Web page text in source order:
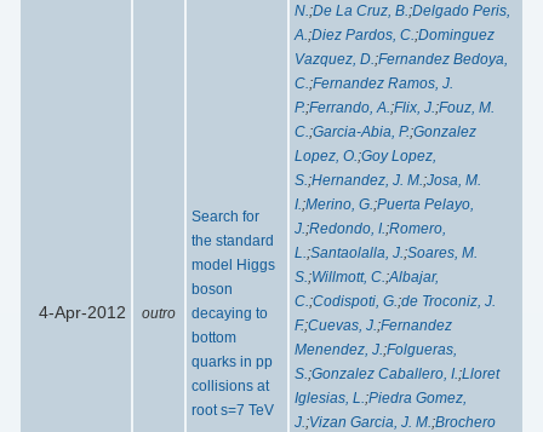
4-Apr-2012 outro
Search for
the standard
model Higgs
boson
decaying to
bottom
quarks in pp
collisions at
root s=7 TeV
N.;De La Cruz, B.;Delgado Peris,
A.;Diez Pardos, C.;Dominguez
Vazquez, D.;Fernandez Bedoya,
C.;Fernandez Ramos, J.
P.;Ferrando, A.;Flix, J.;Fouz, M.
C.;Garcia-Abia, P.;Gonzalez
Lopez, O.;Goy Lopez,
S.;Hernandez, J. M.;Josa, M.
I.;Merino, G.;Puerta Pelayo,
J.;Redondo, I.;Romero,
L.;Santaolalla, J.;Soares, M.
S.;Willmott, C.;Albajar,
C.;Codispoti, G.;de Troconiz, J.
F.;Cuevas, J.;Fernandez
Menendez, J.;Folgueras,
S.;Gonzalez Caballero, I.;Lloret
Iglesias, L.;Piedra Gomez,
J.;Vizan Garcia, J. M.;Brochero